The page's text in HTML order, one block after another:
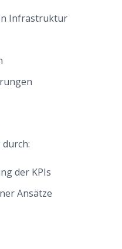
Infrastruktur
der KPIs
Ansätze